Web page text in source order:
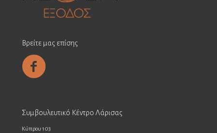
Βρείτε μας επίσης
Συμβουλευτικό Κέντρο Λάρισας
Κύπρου 103